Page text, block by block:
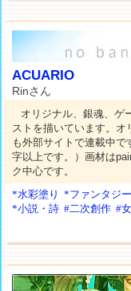
ACUARIO
Rinさん
オリジナル、銀魂、ゲ
ストを描いています。オ
も外部サイトで連載中で
字以上です。）画材は
ク中心です。
*水彩塗り
*ファンタジー
*小説・詩 #二次創作 #